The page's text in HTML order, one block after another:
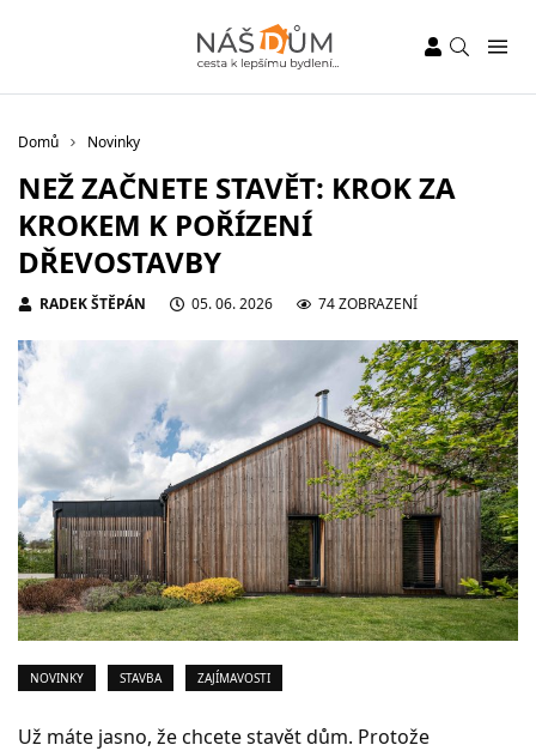
Domů Novinky
NEŽ ZAČNETE STAVĚT: KROK ZA
KROKEM K POŘÍZENÍ
DŘEVOSTAVBY
RADEK ŠTĚPÁN 05. 06. 2026 74 ZOBRAZENÍ
NOVINKY STAVBA ZAJÍMAVOSTI
Už máte jasno, že chcete stavět dům. Protože